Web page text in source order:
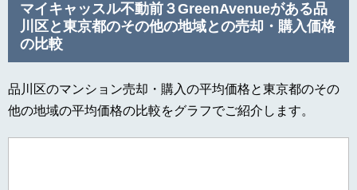
マイキャッスル不動前３GreenAvenueがある品
川区と東京都のその他の地域との売却・購入価格
の比較
品川区のマンション売却・購入の平均価格と東京都のその
他の地域の平均価格の比較をグラフでご紹介します。